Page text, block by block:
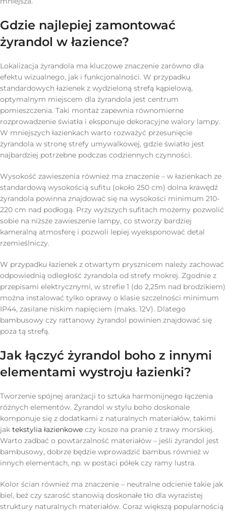
Gdzie najlepiej zamontować
żyrandol w łazience?
Lokalizacja żyrandola ma kluczowe znaczenie zarówno dla
efektu wizualnego, jak i funkcjonalności. W przypadku
standardowych łazienek z wydzieloną strefą kąpielową,
optymalnym miejscem dla żyrandola jest centrum
pomieszczenia. Taki montaż zapewnia równomierne
rozprowadzenie światła i eksponuje dekoracyjne walory lampy.
W mniejszych łazienkach warto rozważyć przesunięcie
żyrandola w stronę strefy umywalkowej, gdzie światło jest
najbardziej potrzebne podczas codziennych czynności.
Wysokość zawieszenia również ma znaczenie – w łazienkach ze
standardową wysokością sufitu (około 250 cm) dolna krawędź
żyrandola powinna znajdować się na wysokości minimum 210-
220 cm nad podłogą. Przy wyższych sufitach możemy pozwolić
sobie na niższe zawieszenie lampy, co stworzy bardziej
kameralną atmosferę i pozwoli lepiej wyeksponować detal
rzemieślniczy.
W przypadku łazienek z otwartym prysznicem należy zachować
odpowiednią odległość żyrandola od strefy mokrej. Zgodnie z
przepisami elektrycznymi, w strefie 1 (do 2,25m nad brodzikiem)
można instalować tylko oprawy o klasie szczelności minimum
IP44, zasilane niskim napięciem (maks. 12V). Dlatego
bambusowy czy rattanowy żyrandol powinien znajdować się
poza tą strefą.
Jak łączyć żyrandol boho z innymi
elementami wystroju łazienki?
Tworzenie spójnej aranżacji to sztuka harmonijnego łączenia
różnych elementów. Żyrandol w stylu boho doskonale
komponuje się z dodatkami z naturalnych materiałów, takimi
jak tekstylia łazienkowe czy kosze na pranie z trawy morskiej.
Warto zadbać o powtarzalność materiałów – jeśli żyrandol jest
bambusowy, dobrze będzie wprowadzić bambus również w
innych elementach, np. w postaci półek czy ramy lustra.
Kolor ścian również ma znaczenie – neutralne odcienie takie jak
biel, beż czy szarość stanowią doskonałe tło dla wyrazistej
struktury naturalnych materiałów. Coraz większą popularnością